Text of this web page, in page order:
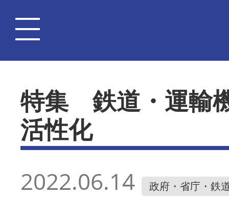
特集 鉄道・運輸
活性化
2022.06.14 政府・省庁・鉄